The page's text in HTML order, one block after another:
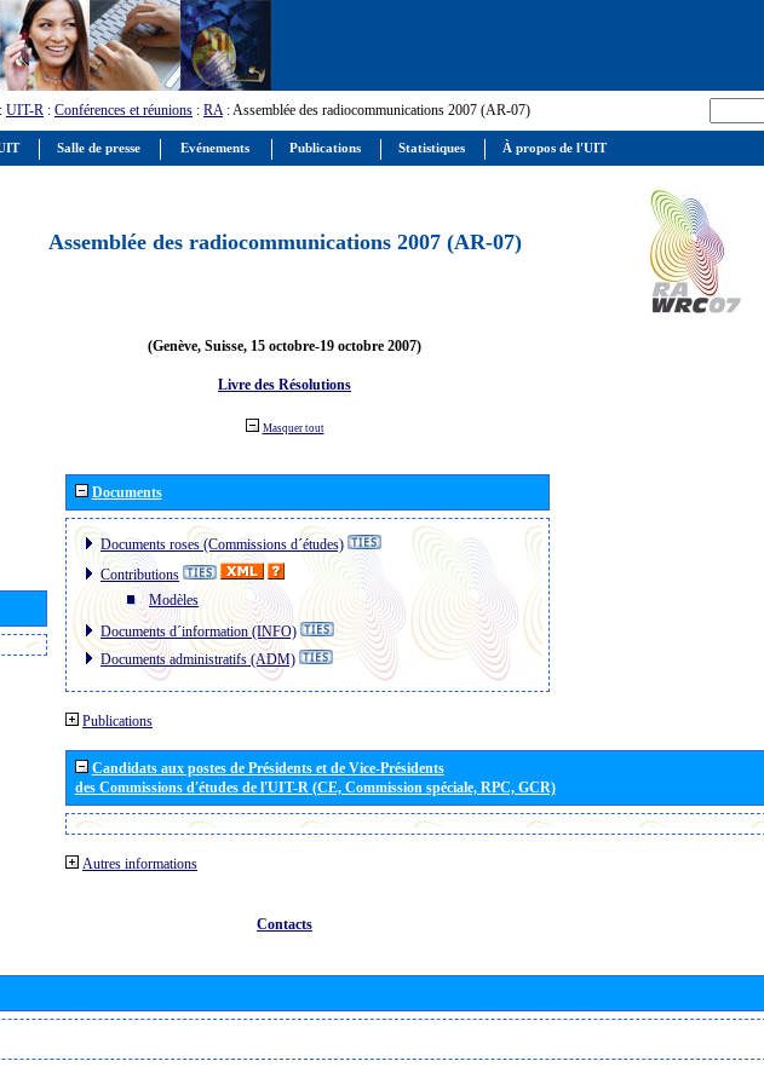
: UIT-R : Conférences et réunions : RA: Assemblée des radiocommunications 2007 (AR-07)
Assemblée des radiocommunications 2007 (AR-07)
(Genève, Suisse, 15 octobre-19 octobre 2007)
Livre des Résolutions
Masquer tout
Documents
Documents roses (Commissions d´études)
Contributions
Modèles
Documents d´information (INFO)
Documents administratifs (ADM)
Publications
Candidats aux postes de Présidents et de Vice-Présidents
des Commissions d'études de l'UIT-R (CE, Commission spéciale, RPC, GCR)
Autres informations
Contacts
Salle de presse Evénements Publications Statistiques À propos de l'UIT